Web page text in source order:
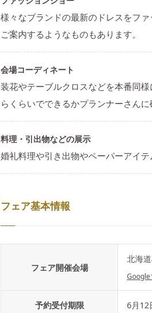
様々なブランドの最新のドレスをフ
ご案内するようなものもあります。
会場コーディネート
装花やテーブルクロスなどを本番同
らくらいでできるかプランナーさんに
料理・引出物などの展示
婚礼料理や引き出物やペーパーアイ
フェア基本情報
フェア開催会場
北海
Google
予約受付期限 6月12